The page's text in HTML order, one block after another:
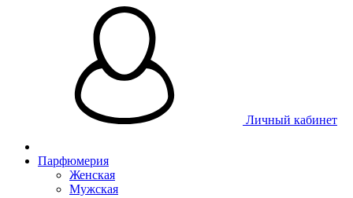
Личный кабинет
Парфюмерия
Женская
Мужская